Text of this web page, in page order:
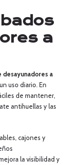
a
desayunadores a
uso diario. En
de mantener,
antihuellas y las
cajones y
la visibilidad y